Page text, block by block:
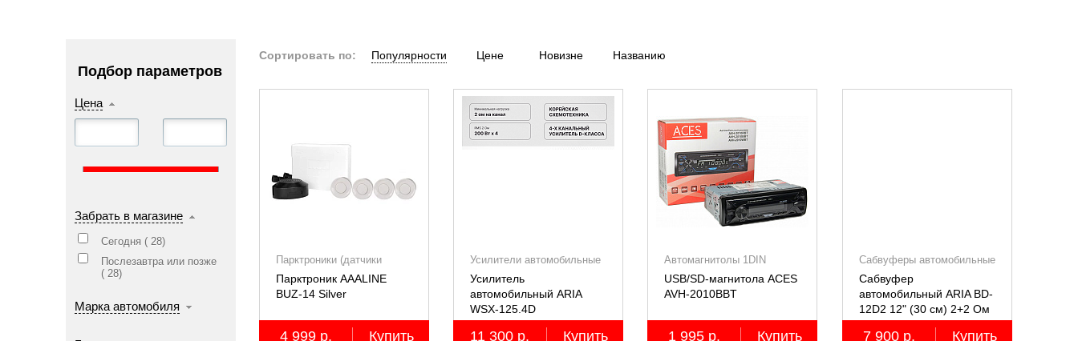
Подбор параметров
Цена
Забрать в магазине
Сегодня ( 28)
Послезавтра или позже
( 28)
Марка автомобиля
Сортировать по: Популярности Цене Новизне Названию
Парктроники (датчики
парковки)
Парктроник AAALINE
BUZ-14 Silver
4 999 р. Купить
Усилители автомобильные
Усилитель
автомобильный ARIA
WSX-125.4D
четырёхканальный,
11 300 р. Купить
Автомагнитолы 1DIN
USB/SD-магнитола ACES
AVH-2010BBT
1 995 р. Купить
Сабвуферы автомобильные
Сабвуфер
автомобильный ARIA BD-
12D2 12" (30 см) 2+2 Ом
7 900 р. Купить